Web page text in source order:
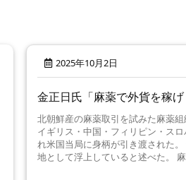
2025年10月2日
金正日氏「麻薬で外貨を稼
北朝鮮産の麻薬取引を試みた麻薬
イギリス・中国・フィリピン・ス
れ米国当局に身柄が引き渡された
地として浮上していると述べた。